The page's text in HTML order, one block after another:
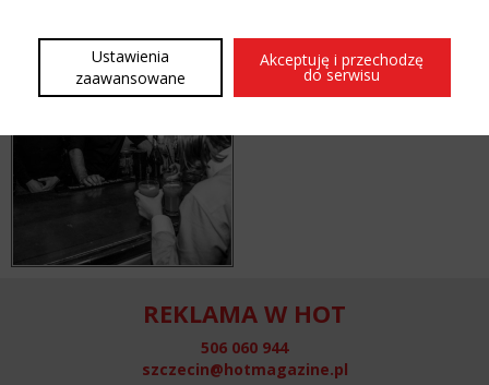
REKLAMA W HOT
506 060 944
szczecin@hotmagazine.pl
Ustawienia
zaawansowane
Akceptuję i przechodzę
do serwisu